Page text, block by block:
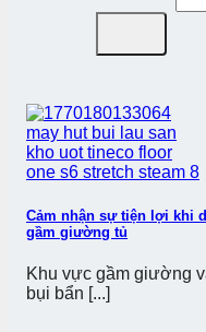
Cảm nhận sự tiện lợi khi
gầm giường tủ
Khu vực gầm giường
bụi bẩn [...]